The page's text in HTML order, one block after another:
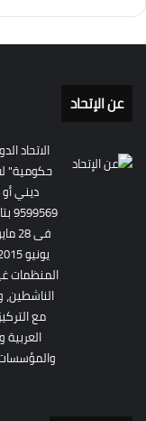
عن الإتحاد
الاتحاد
حكومية"
ديني
الناشطين،
مع